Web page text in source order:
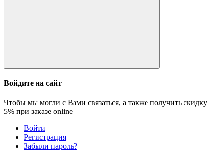
Войдите на сайт
Чтобы мы могли с Вами связаться, а также получить скидку
5% при заказе online
Войти
Регистрация
Забыли пароль?